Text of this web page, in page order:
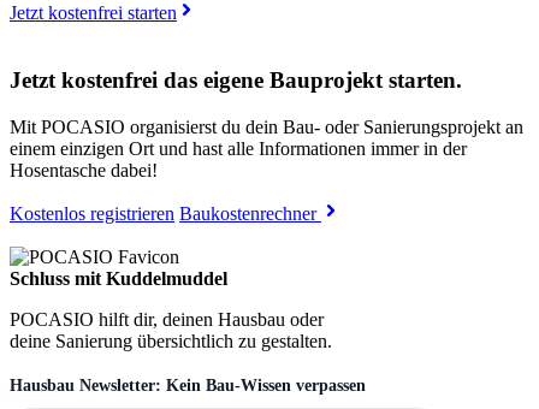
Jetzt kostenfrei starten
Jetzt kostenfrei das eigene Bauprojekt starten.
Mit POCASIO organisierst du dein Bau- oder Sanierungsprojekt an
einem einzigen Ort und hast alle Informationen immer in der
Hosentasche dabei!
Kostenlos registrieren Baukostenrechner
Schluss mit Kuddelmuddel
POCASIO hilft dir, deinen Hausbau oder
deine Sanierung übersichtlich zu gestalten.
Hausbau Newsletter: Kein Bau-Wissen verpassen